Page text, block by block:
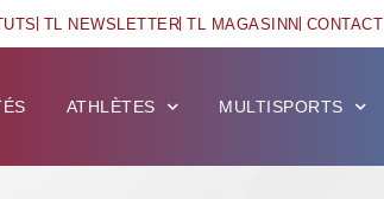
TL NEWSLETTER TL MAGASINN CONTACT
ATHLÈTES MULTISPORTS